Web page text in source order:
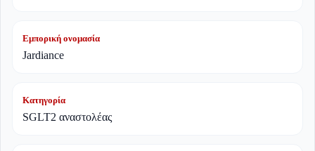
Εμπορική ονομασία
Jardiance
Κατηγορία
SGLT2 αναστολέας